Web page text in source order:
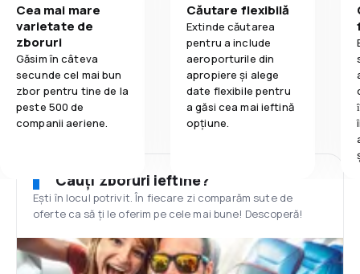
Cea mai mare
varietate de
zboruri
Găsim în câteva
secunde cel mai bun
zbor pentru tine de la
peste 500 de
companii aeriene.
Căutare flexibilă
Extinde căutarea
pentru a include
aeroporturile din
apropiere și alege
date flexibile pentru
a găsi cea mai ieftină
opțiune.
Cauți zboruri ieftine?
Ești în locul potrivit. În fiecare zi comparăm sute de
oferte ca să ți le oferim pe cele mai bune! Descoperă!